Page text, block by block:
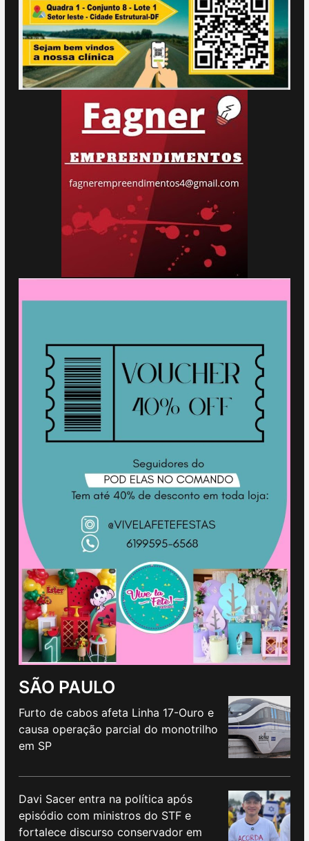
SÃO PAULO
Furto de cabos afeta Linha 17-Ouro e
causa operação parcial do monotrilho
em SP
Davi Sacer entra na política após
episódio com ministros do STF e
fortalece discurso conservador em